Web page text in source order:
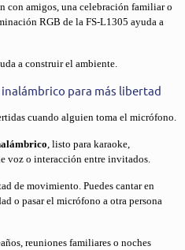
con amigos, una celebración familiar o
RGB de la FS-L1305 ayuda a
a construir el ambiente.
para más libertad
cuando alguien toma el micrófono.
, listo para karaoke,
voz o interacción entre invitados.
de movimiento. Puedes cantar en
o pasar el micrófono a otra persona
reuniones familiares o noches